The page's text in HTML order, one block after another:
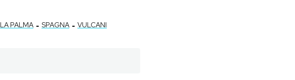
LA PALMA - SPAGNA - VULCANI